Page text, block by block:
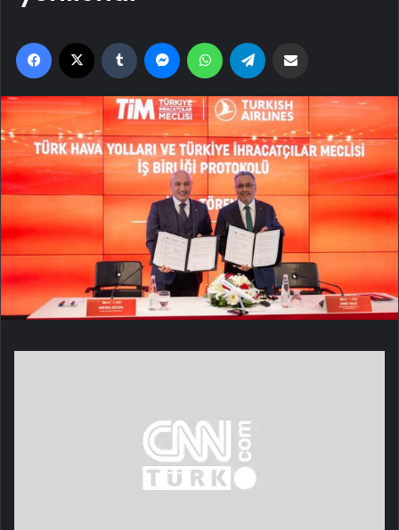
Facebook Tumblr MessengerWhatsApp